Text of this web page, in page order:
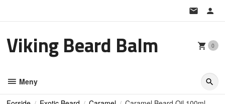
Viking Beard Balm 0
Meny